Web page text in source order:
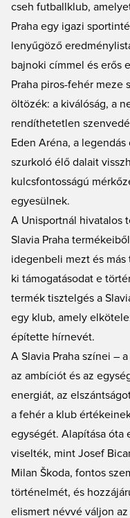
cseh futballklub,
Praha egy igazi
lenyűgöző
bajnoki címmel és erős
Praha piros-fehér meze
öltözék: a kiválóság, a
rendíthetetlen
Eden Aréna, a
szurkoló élő dalait
kulcsfontosságú
egyesülnek.
A Unisportnál hivatalos
Slavia Praha
idegenbeli mezt és
ki támogatásodat e
termék tisztelgés a
egy klub, amely
építette hírnevét.
A Slavia Praha színei –
az ambíciót és az
energiát, az
a fehér a klub
egységét. Alapítása óta
viselték, mint Josef
Milan Škoda, fontos
történelmét, és
elismert névvé váljon